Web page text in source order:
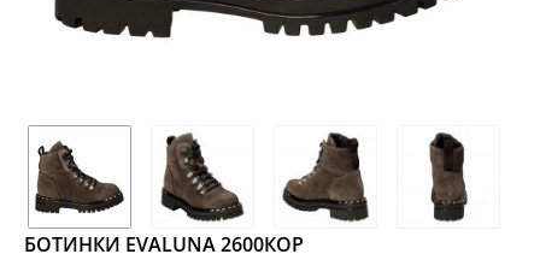
БОТИНКИ EVALUNA 2600КОР